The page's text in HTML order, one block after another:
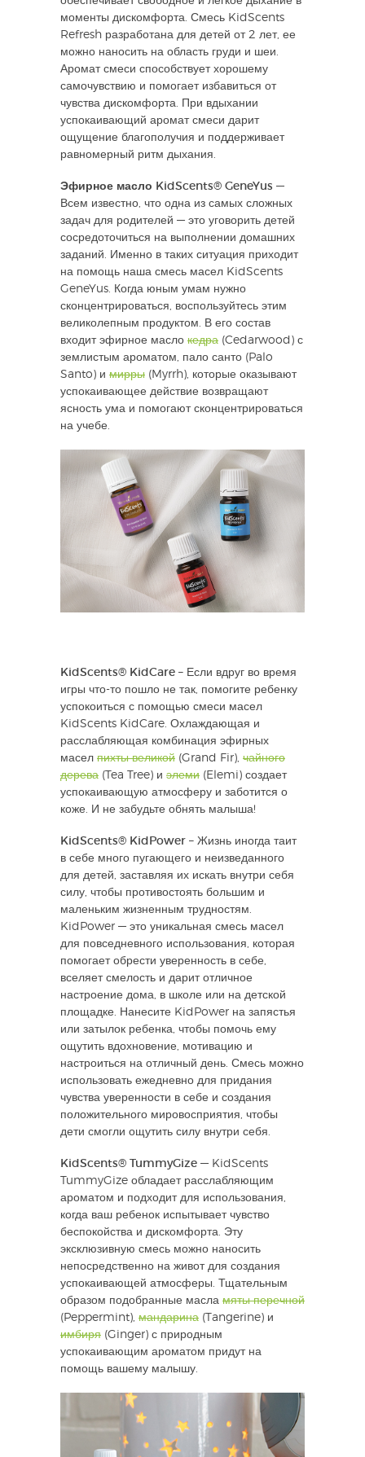
моменты дискомфорта. Смесь KidScents
Refresh разработана для детей от 2 лет, ее
можно наносить на область груди и шеи.
Аромат смеси способствует хорошему
самочувствию и помогает избавиться от
чувства дискомфорта. При вдыхании
успокаивающий аромат смеси дарит
ощущение благополучия и поддерживает
равномерный ритм дыхания.
Эфирное масло KidScents® GeneYus —
Всем известно, что одна из самых сложных
задач для родителей — это уговорить детей
сосредоточиться на выполнении домашних
заданий. Именно в таких ситуация приходит
на помощь наша смесь масел KidScents
GeneYus. Когда юным умам нужно
сконцентрироваться, воспользуйтесь этим
великолепным продуктом. В его состав
входит эфирное масло кедра (Cedarwood) с
землистым ароматом, пало санто (Palo
Santo) и мирры (Myrrh), которые оказывают
успокаивающее действие возвращают
ясность ума и помогают сконцентрироваться
на учебе.
KidScents® KidCare – Если вдруг во время
игры что-то пошло не так, помогите ребенку
успокоиться с помощью смеси масел
KidScents KidCare. Охлаждающая и
расслабляющая комбинация эфирных
масел пихты великой (Grand Fir), чайного
дерева (Tea Tree) и элеми (Elemi) создает
успокаивающую атмосферу и заботится о
коже. И не забудьте обнять малыша!
KidScents® KidPower – Жизнь иногда таит
в себе много пугающего и неизведанного
для детей, заставляя их искать внутри себя
силу, чтобы противостоять большим и
маленьким жизненным трудностям.
KidPower — это уникальная смесь масел
для повседневного использования, которая
помогает обрести уверенность в себе,
вселяет смелость и дарит отличное
настроение дома, в школе или на детской
площадке. Нанесите KidPower на запястья
или затылок ребенка, чтобы помочь ему
ощутить вдохновение, мотивацию и
настроиться на отличный день. Смесь можно
использовать ежедневно для придания
чувства уверенности в себе и создания
положительного мировосприятия, чтобы
дети смогли ощутить силу внутри себя.
KidScents® TummyGize — KidScents
TummyGize обладает расслабляющим
ароматом и подходит для использования,
когда ваш ребенок испытывает чувство
беспокойства и дискомфорта. Эту
эксклюзивную смесь можно наносить
непосредственно на живот для создания
успокаивающей атмосферы. Тщательным
образом подобранные масла мяты перечной
(Peppermint), мандарина (Tangerine) и
имбиря (Ginger) с природным
успокаивающим ароматом придут на
помощь вашему малышу.